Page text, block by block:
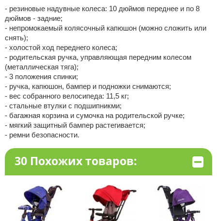
- резиновые надувные колеса: 10 дюймов переднее и по 8
дюймов - задние;
- непромокаемый колясочный капюшон (можно сложить или
снять);
- холостой ход переднего колеса;
- родительская ручка, управляющая передним колесом
(металлическая тяга);
- 3 положения спинки;
- ручка, капюшон, бампер и подножки снимаются;
- вес собранного велосипеда: 11,5 кг;
- стальные втулки с подшипникми;
- багажная корзина и сумочка на родительской ручке;
- мягкий защитный бампер растегивается;
- ремни безопасности.
30 Похожих товаров: